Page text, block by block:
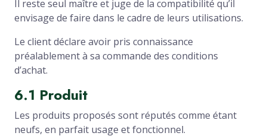
Il reste seul maître et juge de la compatibilité qu’il
envisage de faire dans le cadre de leurs utilisations.
Le client déclare avoir pris connaissance
préalablement à sa commande des conditions
d’achat.
6.1 Produit
Les produits proposés sont réputés comme étant
neufs, en parfait usage et fonctionnel.